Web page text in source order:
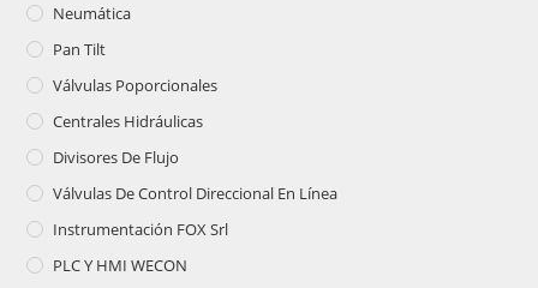
Neumática
Pan Tilt
Válvulas Poporcionales
Centrales Hidráulicas
Divisores De Flujo
Válvulas De Control Direccional En Línea
Instrumentación FOX Srl
PLC Y HMI WECON